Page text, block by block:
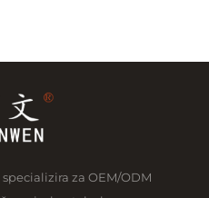
za OEM/ODM